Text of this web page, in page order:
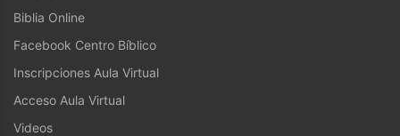
Biblia Online
Facebook Centro Bíblico
Inscripciones Aula Virtual
Acceso Aula Virtual
Videos